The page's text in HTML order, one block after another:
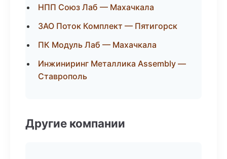
НПП Союз Лаб — Махачкала
ЗАО Поток Комплект — Пятигорск
ПК Модуль Лаб — Махачкала
Инжиниринг Металлика Assembly —
Ставрополь
Другие компании